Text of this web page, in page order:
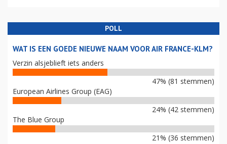
POLL
WAT IS EEN GOEDE NIEUWE NAAM VOOR AIR FRANCE-KLM?
Verzin alsjeblieft iets anders
47% (81 stemmen)
European Airlines Group (EAG)
24% (42 stemmen)
The Blue Group
21% (36 stemmen)